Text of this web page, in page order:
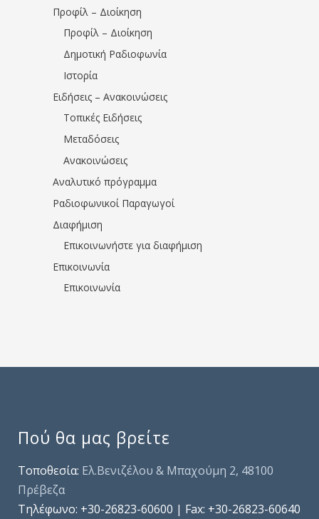
Προφίλ – Διοίκηση
Προφίλ – Διοίκηση
Δημοτική Ραδιοφωνία
Ιστορία
Ειδήσεις – Ανακοινώσεις
Τοπικές Ειδήσεις
Μεταδόσεις
Ανακοινώσεις
Αναλυτικό πρόγραμμα
Ραδιοφωνικοί Παραγωγοί
Διαφήμιση
Επικοινωνήστε για διαφήμιση
Επικοινωνία
Επικοινωνία
Πού θα μας βρείτε
Τοποθεσία: Ελ.Βενιζέλου & Μπαχούμη 2, 48100
Πρέβεζα
Τηλέφωνo: +30-26823-60600 | Fax: +30-26823-60640